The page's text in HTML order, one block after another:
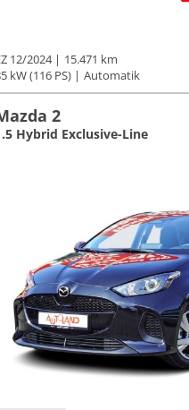
12/2024
15.471 km
kW (116 PS)
Automatik
2
Hybrid Exclusive-Line